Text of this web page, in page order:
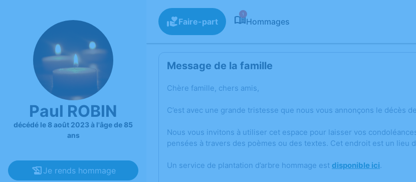
Paul ROBIN
décédé le 8 août 2023 à l'âge de 85
ans
Je rends hommage
Faire-part
1
Hommages
Message de la famille
Chère famille, chers amis,
C’est avec une grande tristesse que nous vous annonçons le décès
Nous vous invitons à utiliser cet espace pour laisser vos
pensées à travers des poèmes ou des textes. Cet endroit est un lieu
Un service de plantation d’arbre hommage est disponible ici.